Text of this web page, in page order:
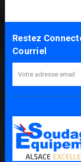
Restez
Courriel